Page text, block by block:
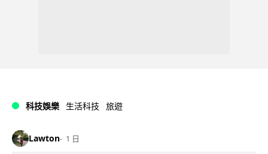
科技娛樂 生活科技 旅遊
Lawton 1 日